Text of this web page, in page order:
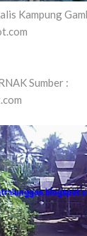
Kampung
Sumber :